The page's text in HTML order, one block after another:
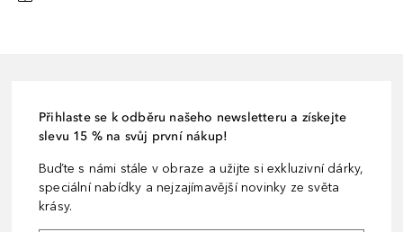
Přihlaste se k odběru našeho newsletteru a získejte
slevu 15 % na svůj první nákup!
Buďte s námi stále v obraze a užijte si exkluzivní dárky,
speciální nabídky a nejzajímavější novinky ze světa
krásy.